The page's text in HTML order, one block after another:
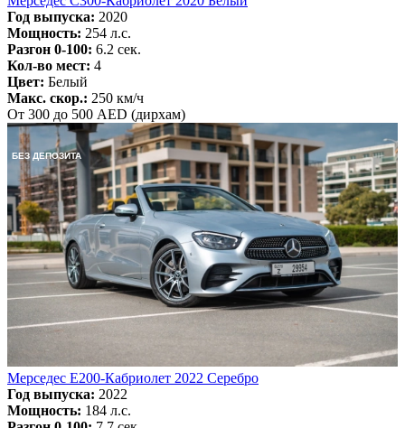
Год выпуска: 2020
Мощность: 254 л.с.
Разгон 0-100: 6.2 сек.
Кол-во мест: 4
Цвет: Белый
Макс. скор.: 250 км/ч
От 300 до 500 AED (дирхам)
БЕЗ ДЕПОЗИТА
Мерседес Е200-Кабриолет 2022 Серебро
Год выпуска: 2022
Мощность: 184 л.с.